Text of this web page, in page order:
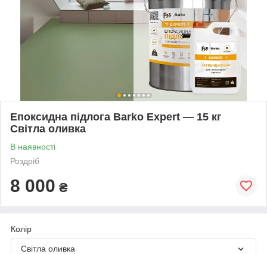
Епоксидна підлога Barko Expert — 15 кг
Світла оливка
В наявності
Роздріб
8 000 ₴
Колір
Світла оливка